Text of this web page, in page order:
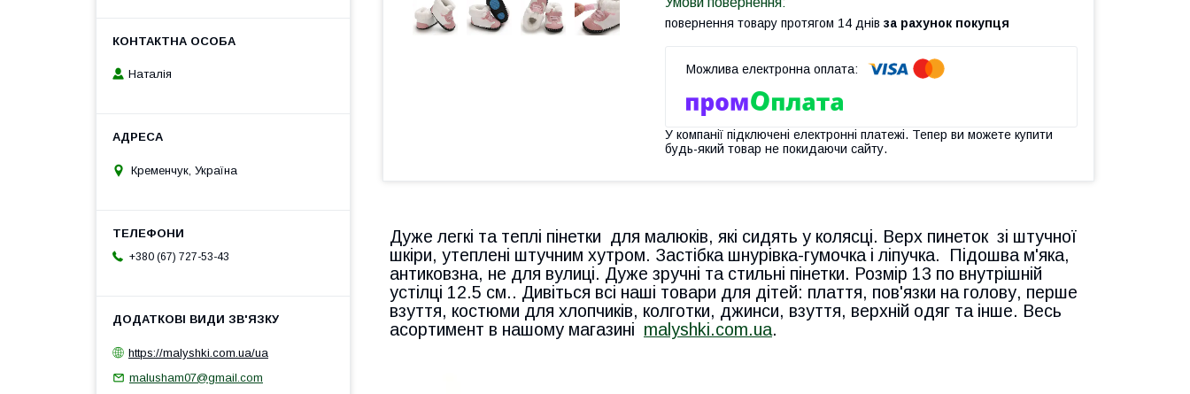
повернення товару протягом 14 днів за рахунок покупця
У компанії підключені електронні платежі. Тепер ви можете купити
будь-який товар не покидаючи сайту.
Дуже легкі та теплі пінетки для малюків, які сидять у колясці. Верх пинеток зі штучної
шкіри, утеплені штучним хутром. Застібка шнурівка-гумочка і ліпучка. Підошва м'яка,
антиковзна, не для вулиці. Дуже зручні та стильні пінетки. Розмір 13 по внутрішній
устілці 12.5 см.. Дивіться всі наші товари для дітей: плаття, пов'язки на голову, перше
взуття, костюми для хлопчиків, колготки, джинси, взуття, верхній одяг та інше. Весь
асортимент в нашому магазині malyshki.com.ua.
Наталія
Кременчук, Україна
+380 (67) 727-53-43
https://malyshki.com.ua/ua
malusham07@gmail.com